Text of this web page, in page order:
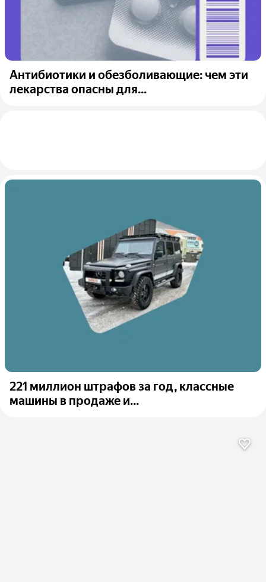
Антибиотики и обезболивающие: чем эти
лекарства опасны для...
221 миллион штрафов за год, классные
машины в продаже и...